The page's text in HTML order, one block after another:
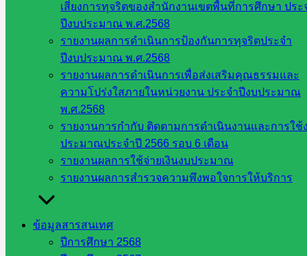
เสี่ยงการทุจริตของสำนักงานเขตพื้นที่การศึกษา ประ
ปีงบประมาณ พ.ศ.2568
รายงานผลการดำเนินการป้องกันการทุจริตประจำ
ปีงบประมาณ พ.ศ.2568
รายงานผลการดำเนินการเพื่อส่งเสริมคุณธรรมและ
ความโปร่งใสภายในหน่วยงาน ประจำปีงบประมาณ
พ.ศ.2568
รายงานการกำกับ ติดตามการดำเนินงานและการใช้
ประมาณประจำปี 2566 รอบ 6 เดือน
รายงานผลการใช้จ่ายเงินงบประมาณ
รายงานผลการสำรวจความพึงพอใจการให้บริการ
ข้อมูลสารสนเทศ
ปีการศึกษา 2568
สพป.สระแก้ว เขต 2 ร่วมรับชมรายการ
พฤหัสเช้า ข่าว สพฐ. และประชุมสภา
กาแฟสำนักงานเขตพื้นที่
สิงหาคม 7, 2025
วันพฤหัสบดี ที่ 7 สิงหาคม พ.ศ.2568 สำนักงานเขตพื้นที่กา […]
การประชุมผู้อำนวยการสำนักงานเขตพื้นที่
การศึกษา ทั่วประเทศ ครั้งที่ ๖/๒๕๖๘